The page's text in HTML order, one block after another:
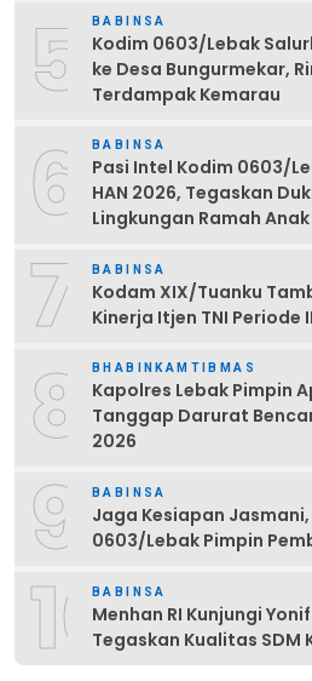
5 BABINSA
Kodim 0603/Lebak
ke Desa Bungurmekar,
Terdampak Kemarau
6 BABINSA
Pasi Intel Kodim 0603/
HAN 2026, Tegaskan
Lingkungan Ramah Anak
7 BABINSA
Kodam XIX/Tuanku
Kinerja Itjen TNI Periode
8 BHABINKAMTIBMAS
Kapolres Lebak Pimpin
Tanggap Darurat
2026
9 BABINSA
Jaga Kesiapan
0603/Lebak Pimpin
10BABINSA
Menhan RI Kunjungi
Tegaskan Kualitas SDM